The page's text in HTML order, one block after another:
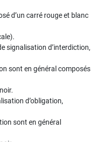
d’un carré rouge et blanc
signalisation d’interdiction,
sont en général composés
d’obligation,
sont en général